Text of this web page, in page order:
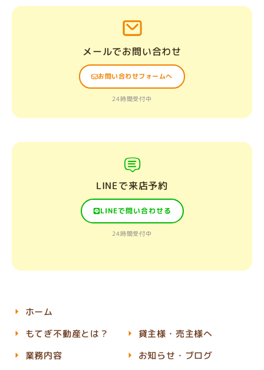
メールでお問い合わせ
お問い合わせフォームへ
24時間受付中
LINEで来店予約
LINEで問い合わせる
24時間受付中
ホーム
もてぎ不動産とは？
業務内容
貸主様・売主様へ
お知らせ・ブログ